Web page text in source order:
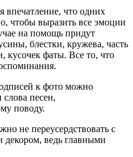
впечатление, что одних
чтобы выразить все эмоции
на помощь придут
блестки, кружева, часть
кусочек фаты. Все то, что
к фото можно
песен,
поводу.
не переусердствовать с
ведь главными